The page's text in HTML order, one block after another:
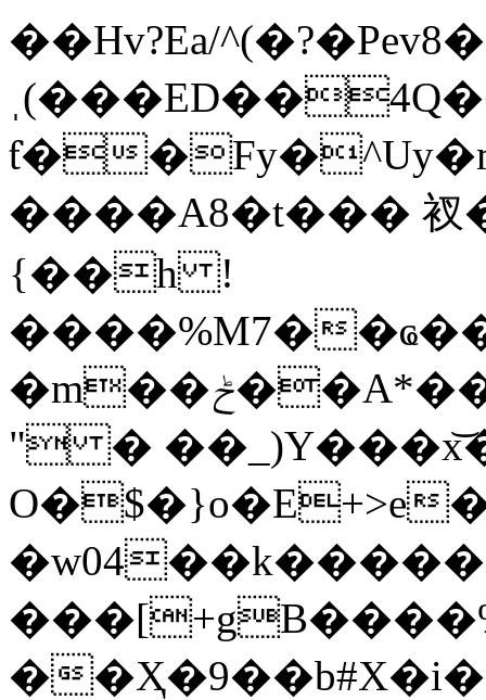
��Hv?Ea/^(�?�Pev8�
ƭ�
����A8�t��� 衩
{��h !
����%M7�
�m��ݲ��A*��9g��V��fb93�f_c��v�f��y����[9��H65�g+^g����>'�i�C*hI�qX����Qd&vc���c!%
" �
O�$�}o�E+>e
�